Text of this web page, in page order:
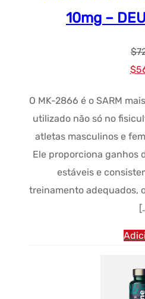
10mg –
$
era:
$
O MK-2866 é o SARM
utilizado não só no
atletas masculinos e
Ele proporciona ganhos
estáveis e
treinamento adequados,